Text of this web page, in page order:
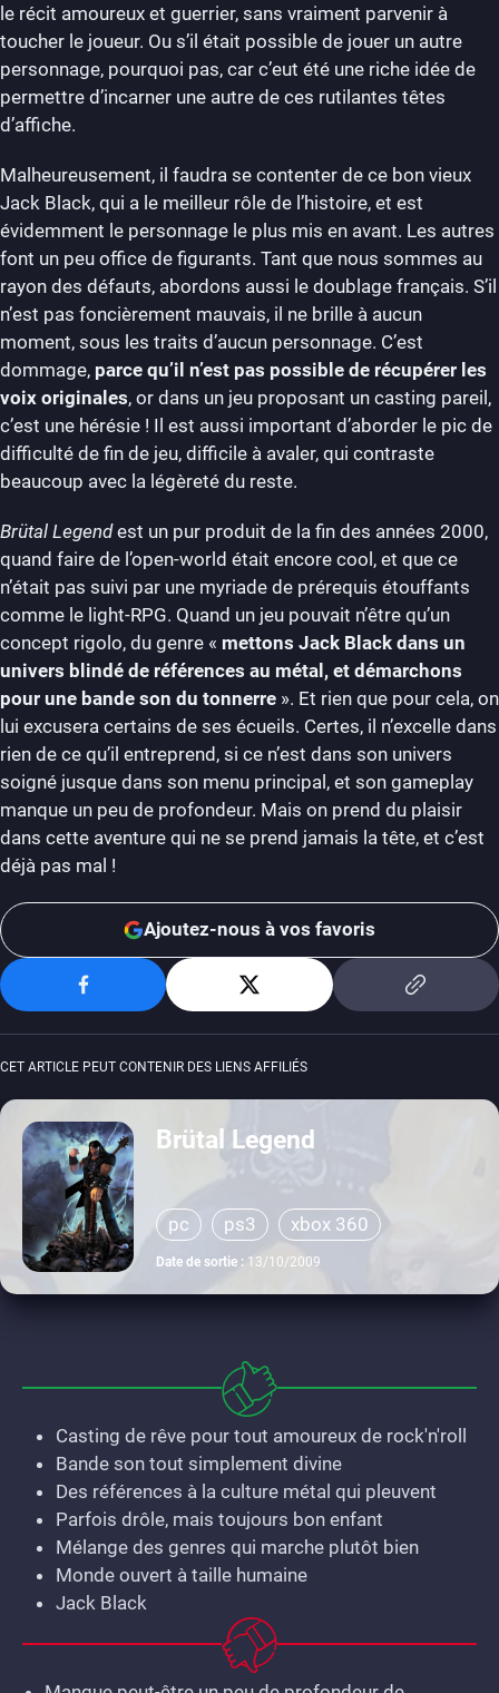
le récit amoureux et guerrier, sans vraiment parvenir à
toucher le joueur. Ou s’il était possible de jouer un autre
personnage, pourquoi pas, car c’eut été une riche idée de
permettre d’incarner une autre de ces rutilantes têtes
d’affiche.
Malheureusement, il faudra se contenter de ce bon vieux
Jack Black, qui a le meilleur rôle de l’histoire, et est
évidemment le personnage le plus mis en avant. Les autres
font un peu office de figurants. Tant que nous sommes au
rayon des défauts, abordons aussi le doublage français. S’il
n’est pas foncièrement mauvais, il ne brille à aucun
moment, sous les traits d’aucun personnage. C’est
dommage, parce qu’il n’est pas possible de récupérer les
voix originales, or dans un jeu proposant un casting pareil,
c’est une hérésie ! Il est aussi important d’aborder le pic de
difficulté de fin de jeu, difficile à avaler, qui contraste
beaucoup avec la légèreté du reste.
Brütal Legendest un pur produit de la fin des années 2000,
quand faire de l’open-world était encore cool, et que ce
n’était pas suivi par une myriade de prérequis étouffants
comme le light-RPG. Quand un jeu pouvait n’être qu’un
concept rigolo, du genre « mettons Jack Black dans un
univers blindé de références au métal, et démarchons
pour une bande son du tonnerre ». Et rien que pour cela, on
lui excusera certains de ses écueils. Certes, il n’excelle dans
rien de ce qu’il entreprend, si ce n’est dans son univers
soigné jusque dans son menu principal, et son gameplay
manque un peu de profondeur. Mais on prend du plaisir
dans cette aventure qui ne se prend jamais la tête, et c’est
déjà pas mal !
Ajoutez-nous à vos favoris
CET ARTICLE PEUT CONTENIR DES LIENS AFFILIÉS
Brütal Legend
pc ps3 xbox 360
Date de sortie : 13/10/2009
Casting de rêve pour tout amoureux de rock'n'roll
Bande son tout simplement divine
Des références à la culture métal qui pleuvent
Parfois drôle, mais toujours bon enfant
Mélange des genres qui marche plutôt bien
Monde ouvert à taille humaine
Jack Black